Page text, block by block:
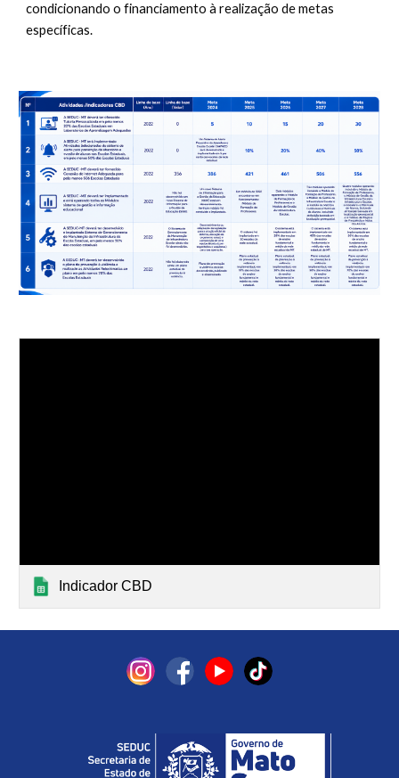
condicionando o financiamento à realização de metas
específicas.
Indicador CBD